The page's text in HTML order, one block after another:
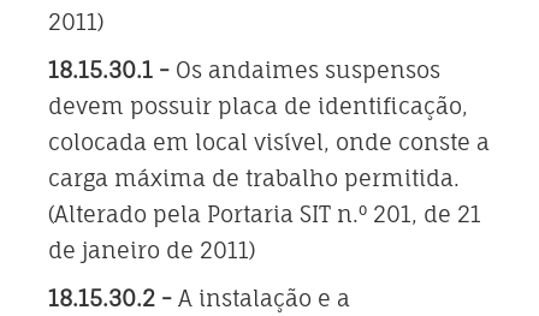
2011)
18.15.30.1 - Os andaimes suspensos
devem possuir placa de identificação,
colocada em local visível, onde conste a
carga máxima de trabalho permitida.
(Alterado pela Portaria SIT n.º 201, de 21
de janeiro de 2011)
18.15.30.2 - A instalação e a